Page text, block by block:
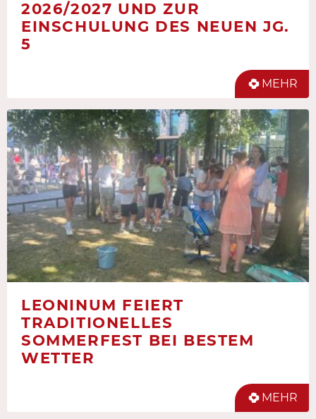
2026/2027 UND ZUR
EINSCHULUNG DES NEUEN JG.
5
MEHR
LEONINUM FEIERT
TRADITIONELLES
SOMMERFEST BEI BESTEM
WETTER
MEHR